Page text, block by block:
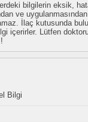
bilgilerin eksik,
ve
İlaç kutusunda
içerirler. Lütfen
Bilgi